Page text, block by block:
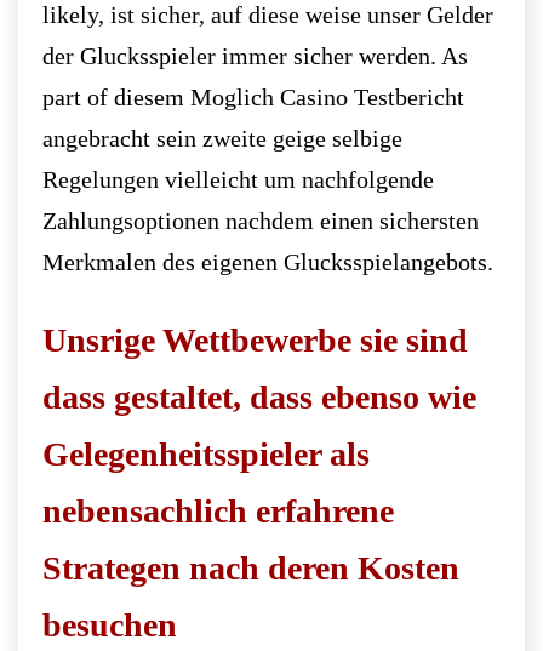
likely, ist sicher, auf diese weise unser Gelder
der Glucksspieler immer sicher werden. As
part of diesem Moglich Casino Testbericht
angebracht sein zweite geige selbige
Regelungen vielleicht um nachfolgende
Zahlungsoptionen nachdem einen sichersten
Merkmalen des eigenen Glucksspielangebots.
Unsrige Wettbewerbe sie sind
dass gestaltet, dass ebenso wie
Gelegenheitsspieler als
nebensachlich erfahrene
Strategen nach deren Kosten
besuchen